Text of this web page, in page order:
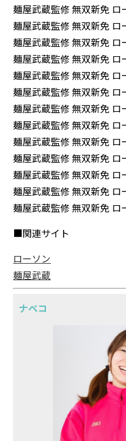
麺屋武蔵監修 無双新免
麺屋武蔵監修 無双新免 ロ
麺屋武蔵監修 無双新免 ロ
麺屋武蔵監修 無双新免
麺屋武蔵監修 無双新免 ロ
麺屋武蔵監修 無双新免
麺屋武蔵監修 無双新免
麺屋武蔵監修 無双新免 ロ
麺屋武蔵監修 無双新免 ロ
麺屋武蔵監修 無双新免 ロ
麺屋武蔵監修 無双新免 ロ
麺屋武蔵監修 無双新免
麺屋武蔵監修 無双新免
■関連サイト
ローソン
麺屋武蔵
ナベコ